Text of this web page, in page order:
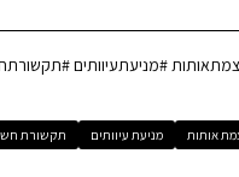
#מניעתעיוותים
אותות מניעת עיוותים
תקשורת